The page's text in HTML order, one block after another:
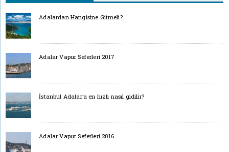
Adalardan Hangisine Gitmeli?
Adalar Vapur Seferleri 2017
İstanbul Adalar’a en hızlı nasıl gidilir?
Adalar Vapur Seferleri 2016